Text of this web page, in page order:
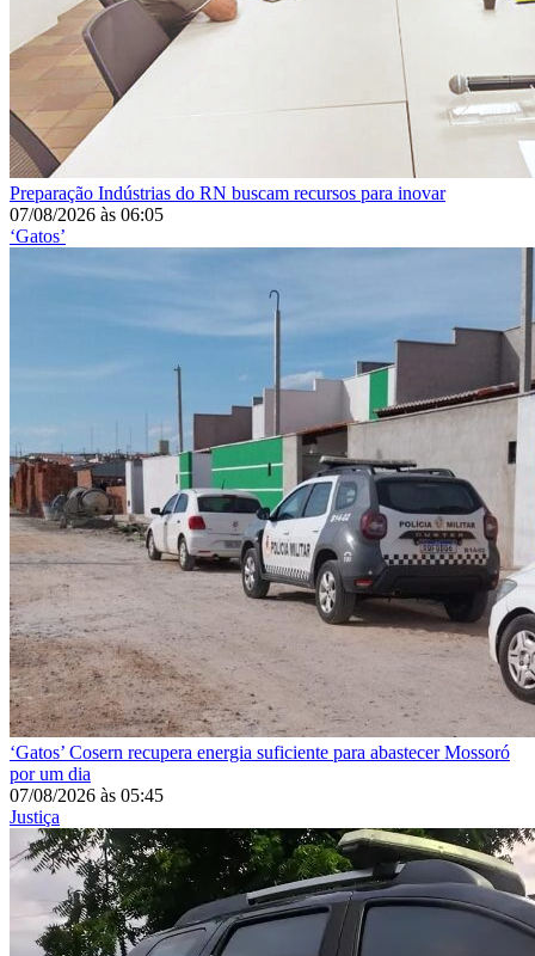
Preparação Indústrias do RN buscam recursos para inovar
07/08/2026 às 06:05
‘Gatos’
‘Gatos’ Cosern recupera energia suficiente para abastecer Mossoró
por um dia
07/08/2026 às 05:45
Justiça